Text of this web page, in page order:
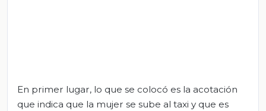
En primer lugar, lo que se colocó es la acotación
que indica que la mujer se sube al taxi y que es